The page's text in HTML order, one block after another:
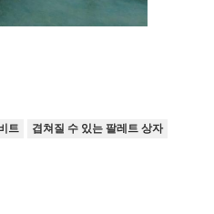
트 겹쳐질 수 있는 팔레트 상자